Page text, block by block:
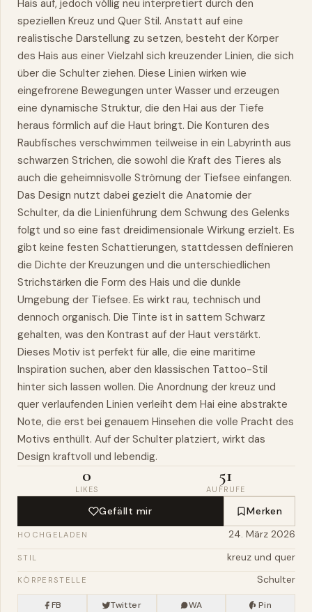
Hais auf, jedoch völlig neu interpretiert durch den
speziellen Kreuz und Quer Stil. Anstatt auf eine
realistische Darstellung zu setzen, besteht der Körper
des Hais aus einer Vielzahl sich kreuzender Linien, die sich
über die Schulter ziehen. Diese Linien wirken wie
eingefrorene Bewegungen unter Wasser und erzeugen
eine dynamische Struktur, die den Hai aus der Tiefe
heraus förmlich auf die Haut bringt. Die Konturen des
Raubfisches verschwimmen teilweise in ein Labyrinth aus
schwarzen Strichen, die sowohl die Kraft des Tieres als
auch die geheimnisvolle Strömung der Tiefsee einfangen.
Das Design nutzt dabei gezielt die Anatomie der
Schulter, da die Linienführung dem Schwung des Gelenks
folgt und so eine fast dreidimensionale Wirkung erzielt. Es
gibt keine festen Schattierungen, stattdessen definieren
die Dichte der Kreuzungen und die unterschiedlichen
Strichstärken die Form des Hais und die dunkle
Umgebung der Tiefsee. Es wirkt rau, technisch und
dennoch organisch. Die Tinte ist in sattem Schwarz
gehalten, was den Kontrast auf der Haut verstärkt.
Dieses Motiv ist perfekt für alle, die eine maritime
Inspiration suchen, aber den klassischen Tattoo-Stil
hinter sich lassen wollen. Die Anordnung der kreuz und
quer verlaufenden Linien verleiht dem Hai eine abstrakte
Note, die erst bei genauem Hinsehen die volle Pracht des
Motivs enthüllt. Auf der Schulter platziert, wirkt das
Design kraftvoll und lebendig.
0
LIKES
51
AUFRUFE
Gefällt mir Merken
HOCHGELADEN 24. März 2026
STIL kreuz und quer
KÖRPERSTELLE Schulter
FB Twitter WA Pin